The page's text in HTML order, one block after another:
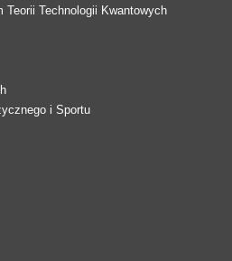
Teorii Technologii Kwantowych
i Sportu